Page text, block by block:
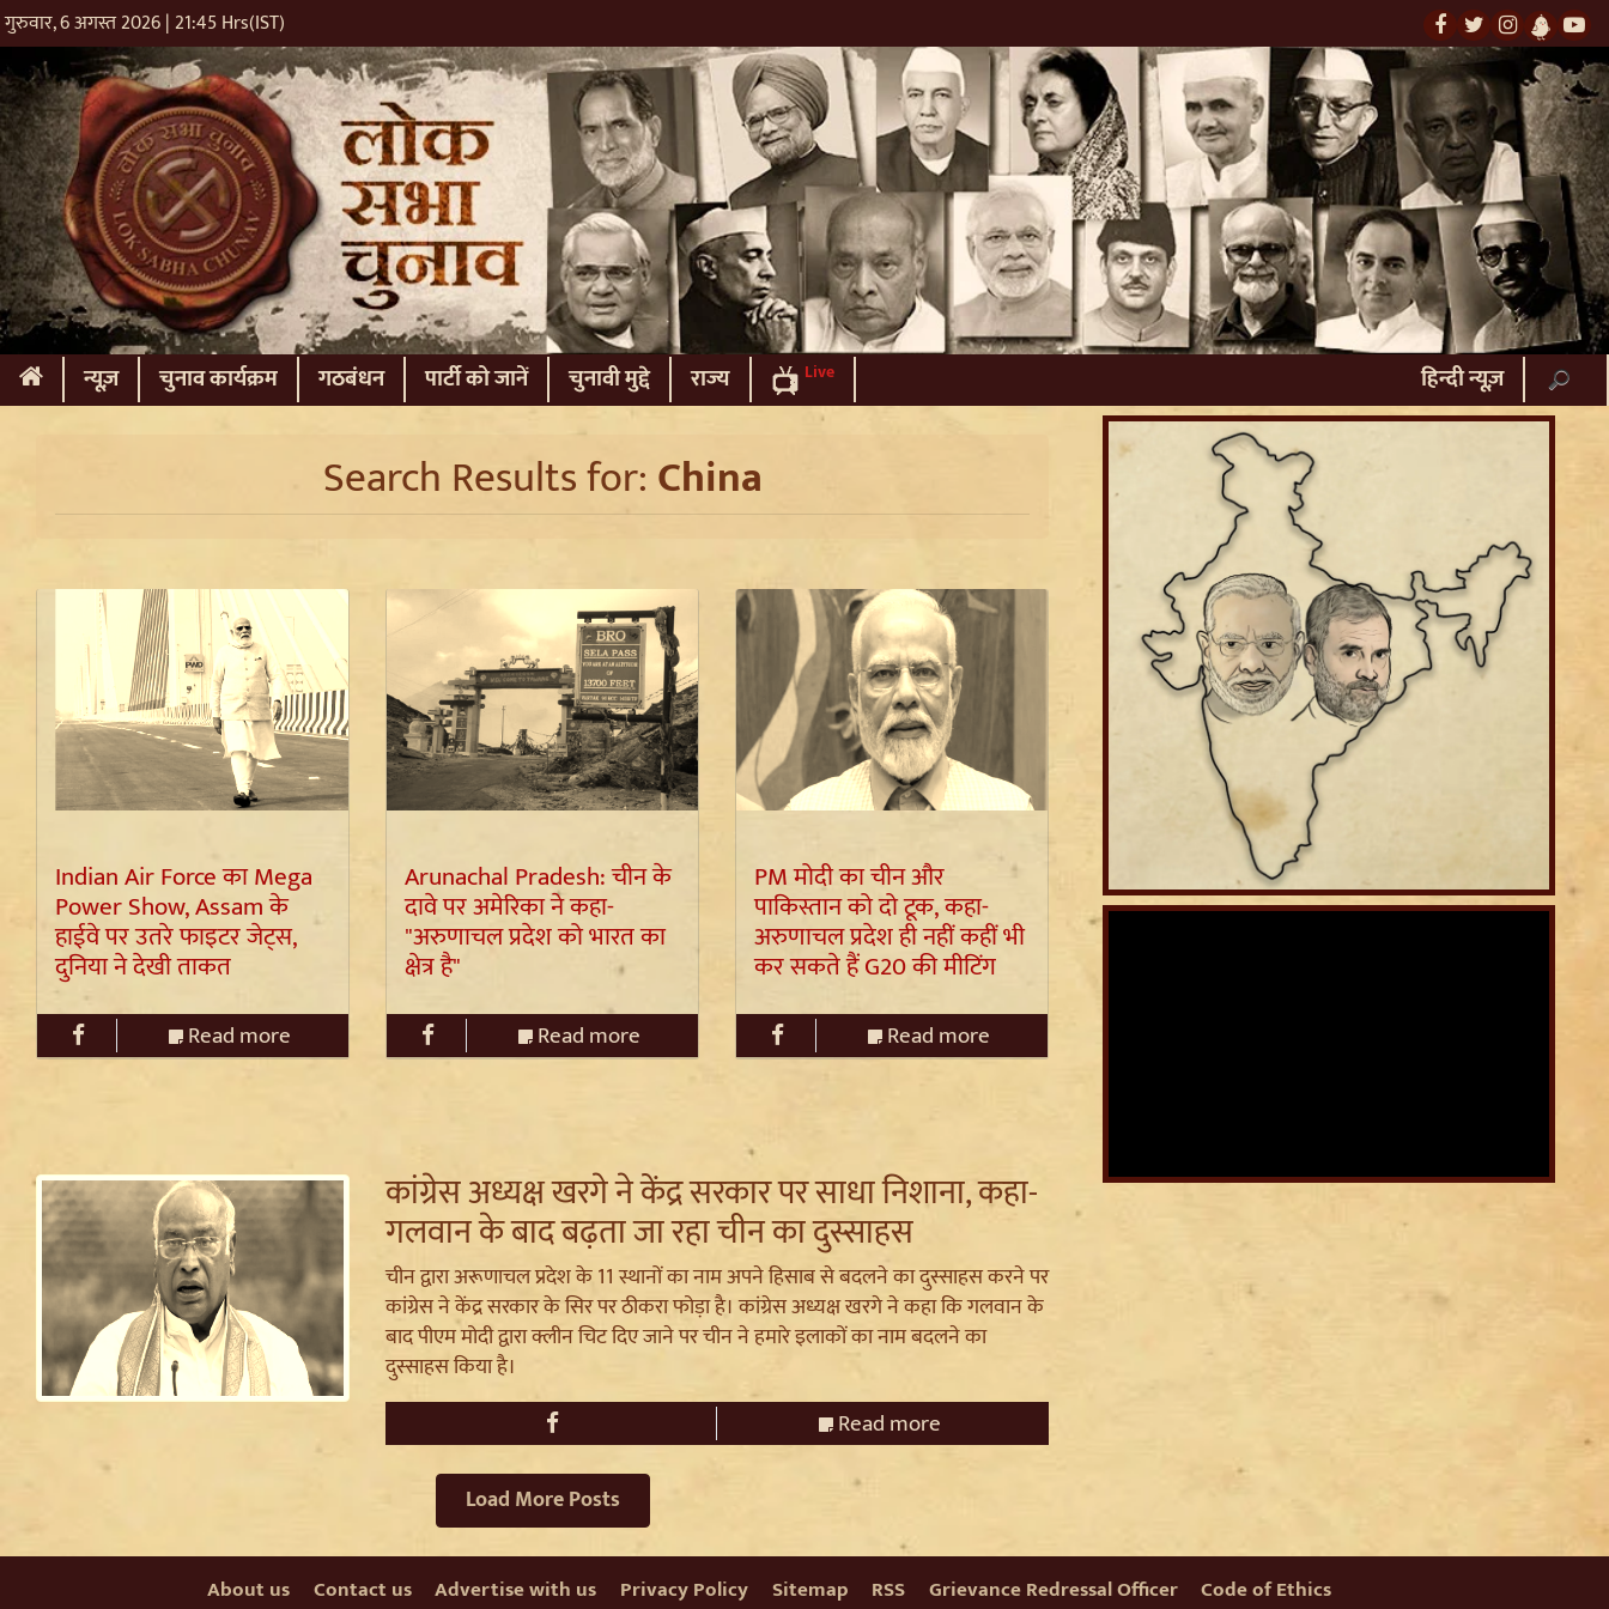
गुरुवार, 6 अगस्त 2026 | 21:45 Hrs(IST)
(current)
न्यूज़ चुनाव कार्यक्रम गठबंधन पार्टी को जानें चुनावी मुद्दे राज्य Live हिन्दी न्यूज़
Search Results for:China
Indian Air Force का Mega
Power Show, Assam के
हाईवे पर उतरे फाइटर जेट्स,
दुनिया ने देखी ताकत
Read more
Arunachal Pradesh: चीन के
दावे पर अमेरिका ने कहा-
"अरुणाचल प्रदेश को भारत का
क्षेत्र है"
Read more
PM मोदी का चीन और
पाकिस्तान को दो टूक, कहा-
अरुणाचल प्रदेश ही नहीं कहीं भी
कर सकते हैं G20 की मीटिंग
Read more
कांग्रेस अध्यक्ष खरगे ने केंद्र सरकार पर साधा निशाना, कहा-
गलवान के बाद बढ़ता जा रहा चीन का दुस्साहस
चीन द्वारा अरूणाचल प्रदेश के 11 स्थानों का नाम अपने हिसाब से बदलने का दुस्साहस करने पर
कांग्रेस ने केंद्र सरकार के सिर पर ठीकरा फोड़ा है। कांग्रेस अध्यक्ष खरगे ने कहा कि गलवान के
बाद पीएम मोदी द्वारा क्लीन चिट दिए जाने पर चीन ने हमारे इलाकों का नाम बदलने का
दुस्साहस किया है।
Read more
Load More Posts
About us Contact us Advertise with us Privacy Policy Sitemap RSS Grievance Redressal Officer Code of Ethics